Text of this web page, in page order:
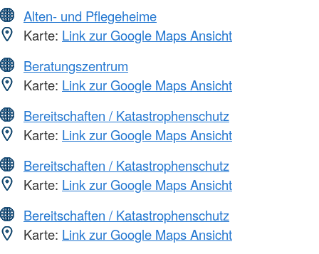
Alten- und Pflegeheime
Karte: Link zur Google Maps Ansicht
Beratungszentrum
Karte: Link zur Google Maps Ansicht
Bereitschaften / Katastrophenschutz
Karte: Link zur Google Maps Ansicht
Bereitschaften / Katastrophenschutz
Karte: Link zur Google Maps Ansicht
Bereitschaften / Katastrophenschutz
Karte: Link zur Google Maps Ansicht